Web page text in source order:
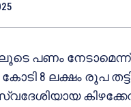
പണം നേടാമെന്ന്
8 ലക്ഷം രൂപ